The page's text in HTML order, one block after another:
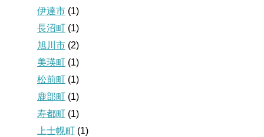
伊達市 (1)
長沼町
(1)
旭川市 (2)
美瑛町
(1)
松前町
(1)
鹿部町
(1)
寿都町
(1)
上士幌町
(1)